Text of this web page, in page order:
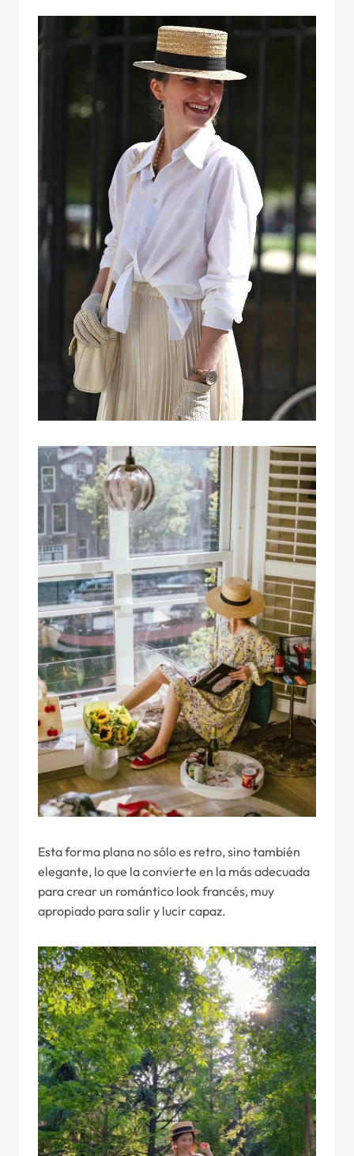
Esta forma plana no sólo es retro, sino también
elegante, lo que la convierte en la más adecuada
para crear un romántico look francés, muy
apropiado para salir y lucir capaz.